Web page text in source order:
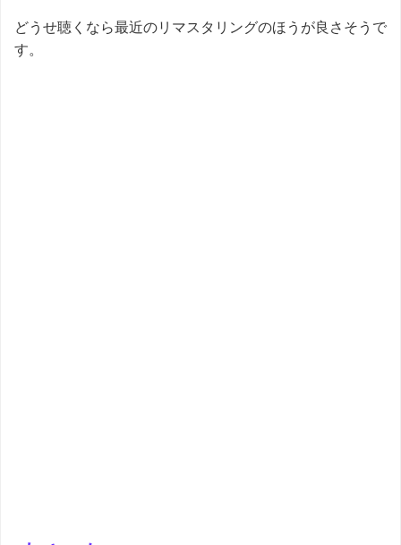
どうせ聴くなら最近のリマスタリングのほうが良さそうで
す。